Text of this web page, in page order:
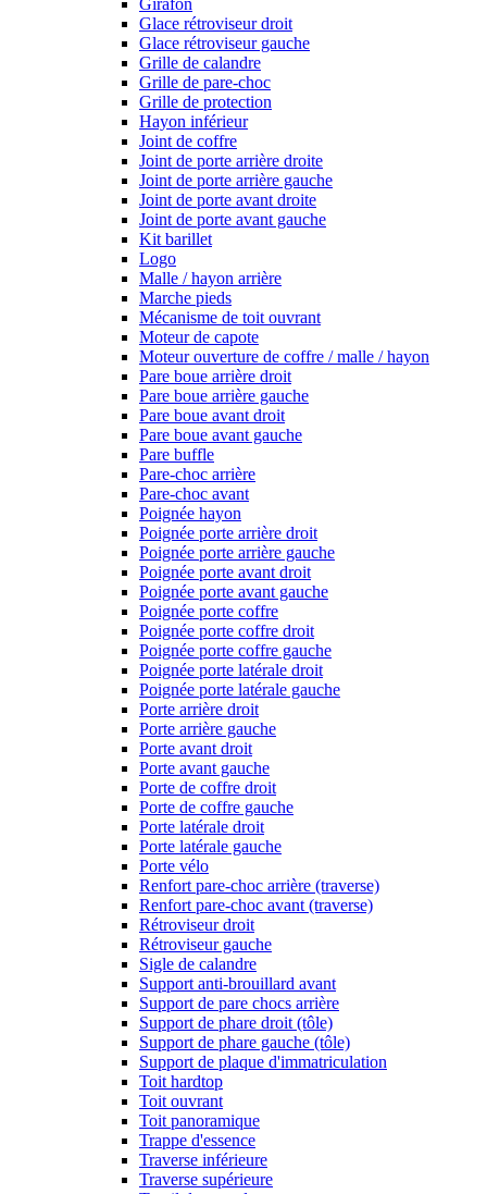
Girafon
Glace rétroviseur droit
Glace rétroviseur gauche
Grille de calandre
Grille de pare-choc
Grille de protection
Hayon inférieur
Joint de coffre
Joint de porte arrière droite
Joint de porte arrière gauche
Joint de porte avant droite
Joint de porte avant gauche
Kit barillet
Logo
Malle / hayon arrière
Marche pieds
Mécanisme de toit ouvrant
Moteur de capote
Moteur ouverture de coffre / malle / hayon
Pare boue arrière droit
Pare boue arrière gauche
Pare boue avant droit
Pare boue avant gauche
Pare buffle
Pare-choc arrière
Pare-choc avant
Poignée hayon
Poignée porte arrière droit
Poignée porte arrière gauche
Poignée porte avant droit
Poignée porte avant gauche
Poignée porte coffre
Poignée porte coffre droit
Poignée porte coffre gauche
Poignée porte latérale droit
Poignée porte latérale gauche
Porte arrière droit
Porte arrière gauche
Porte avant droit
Porte avant gauche
Porte de coffre droit
Porte de coffre gauche
Porte latérale droit
Porte latérale gauche
Porte vélo
Renfort pare-choc arrière (traverse)
Renfort pare-choc avant (traverse)
Rétroviseur droit
Rétroviseur gauche
Sigle de calandre
Support anti-brouillard avant
Support de pare chocs arrière
Support de phare droit (tôle)
Support de phare gauche (tôle)
Support de plaque d'immatriculation
Toit hardtop
Toit ouvrant
Toit panoramique
Trappe d'essence
Traverse inférieure
Traverse supérieure